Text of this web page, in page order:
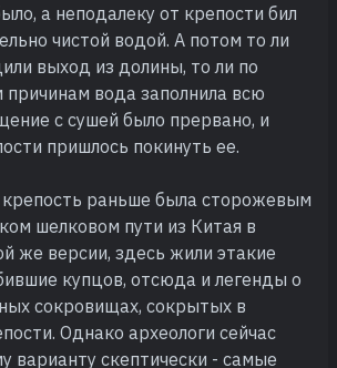
а неподалеку от крепости бил
чистой водой. А потом то ли
выход из долины, то ли по
вода заполнила всю
с сушей было прервано, и
пришлось покинуть ее.
крепость раньше была сторожевым
шелковом пути из Китая в
же версии, здесь жили этакие
купцов, отсюда и легенды о
сокровищах, сокрытых в
Однако археологи сейчас
варианту скептически - самые